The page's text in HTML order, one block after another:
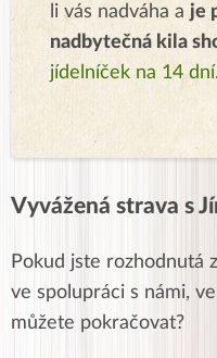
li vás nadváha a je
nadbytečná kila
jídelníček na 14 dní
Vyvážená strava s
Pokud jste rozhodnutá
ve spolupráci s námi,
můžete pokračovat?